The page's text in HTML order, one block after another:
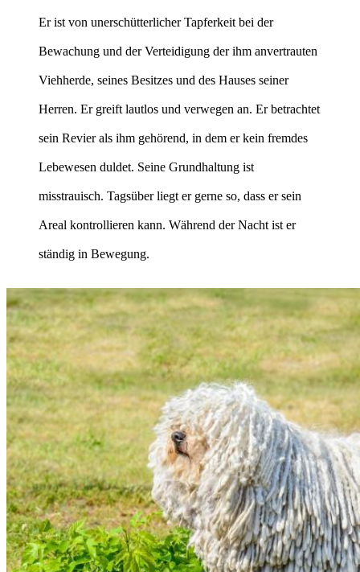
Er ist von unerschütterlicher Tapferkeit bei der
Bewachung und der Verteidigung der ihm anvertrauten
Viehherde, seines Besitzes und des Hauses seiner
Herren. Er greift lautlos und verwegen an. Er betrachtet
sein Revier als ihm gehörend, in dem er kein fremdes
Lebewesen duldet. Seine Grundhaltung ist
misstrauisch. Tagsüber liegt er gerne so, dass er sein
Areal kontrollieren kann. Während der Nacht ist er
ständig in Bewegung.